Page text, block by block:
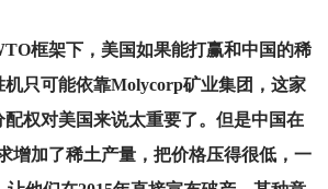
框架下，美国如果能打赢和中国的稀
只可能依靠Molycorp矿业集团，这家
权对美国来说太重要了。但是中国在
增加了稀土产量，把价格压得很低，一